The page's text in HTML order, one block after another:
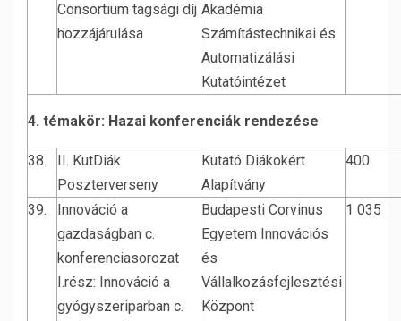
Consortium tagsági díj
hozzájárulása
Akadémia
Számítástechnikai és
Automatizálási
Kutatóintézet
4. témakör: Hazai konferenciák rendezése
38.
II. KutDiák
Poszterverseny
Kutató Diákokért
Alapítvány
400
39.
Innováció a
gazdaságban c.
konferenciasorozat
I.rész: Innováció a
gyógyszeriparban c.
Budapesti Corvinus
Egyetem Innovációs
és
Vállalkozásfejlesztési
Központ
1 035